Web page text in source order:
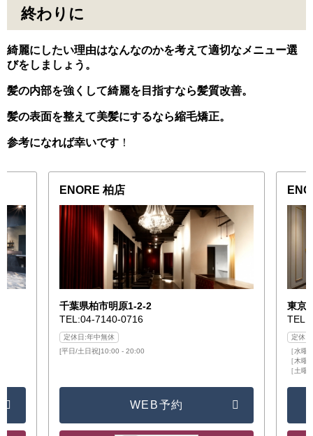
終わりに
綺麗にしたい理由はなんなのかを考えて適切なメニュー選
びをしましょう。
髪の内部を強くして綺麗を目指すなら髪質改善。
髪の表面を整えて美髪にするなら縮毛矯正。
参考になれば幸いです ！
ENORE 柏店
千葉県柏市明原1-2-2
TEL:04-7140-0716
定休日:年中無休
[平日/土日祝]10:00 - 20:00
WEB予約
東京
定休
［水
［木
［土